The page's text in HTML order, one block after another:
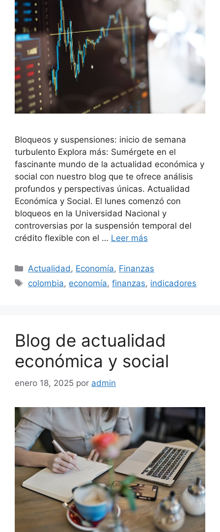
Bloqueos y suspensiones: inicio de semana
turbulento Explora más: Sumérgete en el
fascinante mundo de la actualidad económica y
social con nuestro blog que te ofrece análisis
profundos y perspectivas únicas. Actualidad
Económica y Social. El lunes comenzó con
bloqueos en la Universidad Nacional y
controversias por la suspensión temporal del
crédito flexible con el … Leer más
Categorías
Actualidad, Economía, Finanzas
Etiquetas
colombia, economía,finanzas, indicadores
Blog de actualidad
económica y social
enero 18, 2025 por admin